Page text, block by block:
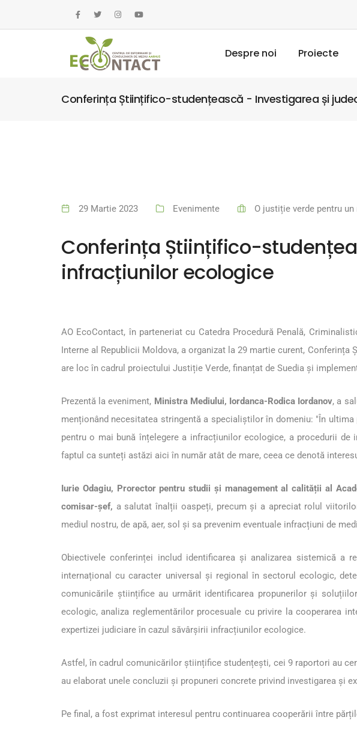
Despre noi Proiecte
Conferința Științifico-studențească - Investigarea și
29 Martie 2023 Evenimente O justiție verde pentru
Conferința Științifico-
infracțiunilor ecologice
AO EcoContact, în parteneriat cu Catedra Procedură Penală,
Interne al Republicii Moldova, a organizat la 29 martie curent,
are loc în cadrul proiectului Justiție Verde, finanțat de Suedia și
Prezentă la eveniment, Ministra Mediului, Iordanca-Rodica Iordanov, a
menționând necesitatea stringentă a specialiștilor în domeniu: "În
pentru o mai bună înțelegere a infracțiunilor ecologice, a procedurii
faptul ca sunteți astăzi aici în număr atât de mare, ceea ce denotă
Iurie Odagiu, Prorector pentru studii şi management al calității al
comisar-șef, a salutat înalții oaspeți, precum și a apreciat rolul
mediul nostru, de apă, aer, sol și sa prevenim eventuale infracțiuni de
Obiectivele conferinței includ identificarea și analizarea sistemică a
internațional cu caracter universal și regional în sectorul ecologic,
comunicările științifice au urmărit identificarea propunerilor și
ecologic, analiza reglementărilor procesuale cu privire la cooperarea
expertizei judiciare în cazul săvârșirii infracțiunilor ecologice.
Astfel, în cadrul comunicărilor științifice studențești, cei 9 raportori au
au elaborat unele concluzii şi propuneri concrete privind investigarea și
Pe final, a fost exprimat interesul pentru continuarea cooperării între